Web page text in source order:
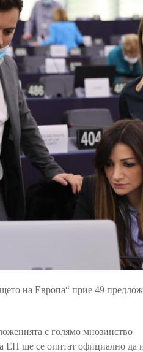
на Европа“ прие 49
с голямо мнозинство
ЕП ще се опитат официално да